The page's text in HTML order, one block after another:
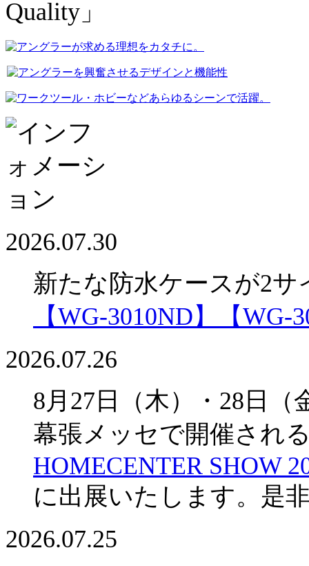
2026.07.30
新たな防水ケースが2サ
【WG-3010ND】
【WG-
2026.07.26
8月27日（木）・28日（
幕張メッセで開催され
HOMECENTER SHOW
に出展いたします。是
2026.07.25